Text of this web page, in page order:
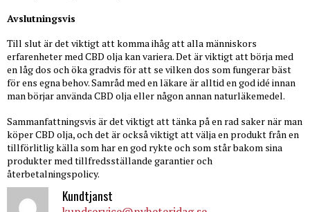
Avslutningsvis
Till slut är det viktigt att komma ihåg att alla människors
erfarenheter med CBD olja kan variera. Det är viktigt att börja med
en låg dos och öka gradvis för att se vilken dos som fungerar bäst
för ens egna behov. Samråd med en läkare är alltid en god idé innan
man börjar använda CBD olja eller någon annan naturläkemedel.
Sammanfattningsvis är det viktigt att tänka på en rad saker när man
köper CBD olja, och det är också viktigt att välja en produkt från en
tillförlitlig källa som har en god rykte och som står bakom sina
produkter med tillfredsställande garantier och
återbetalningspolicy.
Kundtjanst